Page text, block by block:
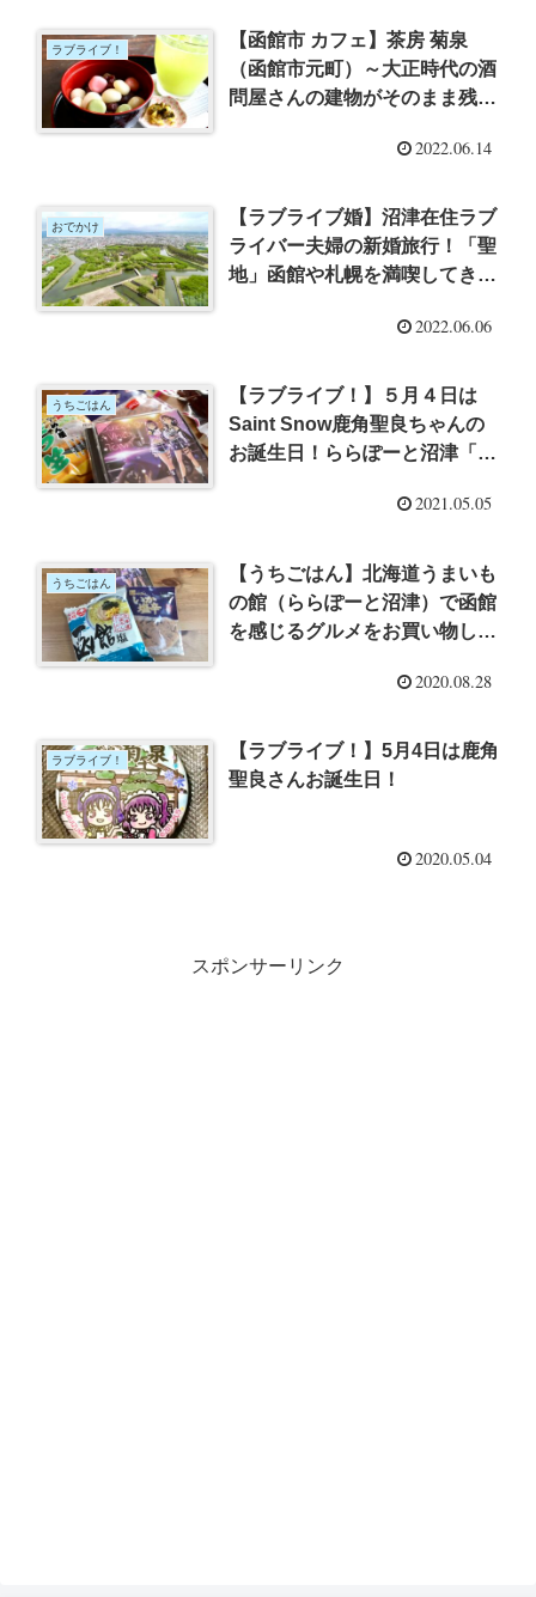
ラブライブ！
【函館市 カフェ】茶房 菊泉
（函館市元町）～大正時代の酒
問屋さんの建物がそのまま残る
イブ！サンシャイン！！の聖地
の５】
2022.06.14
おでかけ
【ラブライブ婚】沼津在住ラブ
ライバー夫婦の新婚旅行！「聖
地」函館や札幌を満喫してきた
2022.06.06
うちごはん
【ラブライブ！】５月４日は
Saint Snow鹿角聖良ちゃんの
お誕生日！ららぽーと沼津「北
2021.05.05
うちごはん
【うちごはん】北海道うまいも
の館（ららぽーと沼津）で函館
を感じるグルメをお買い物して
2020.08.28
ラブライブ！
【ラブライブ！】5月4日は鹿角
聖良さんお誕生日！
2020.05.04
スポンサーリンク